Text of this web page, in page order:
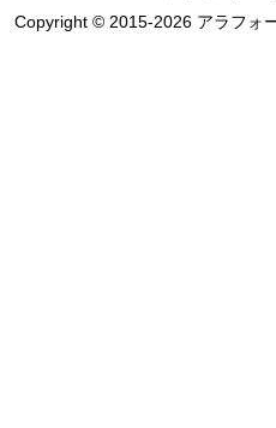
Copyright © 2015-2026 アラフォ